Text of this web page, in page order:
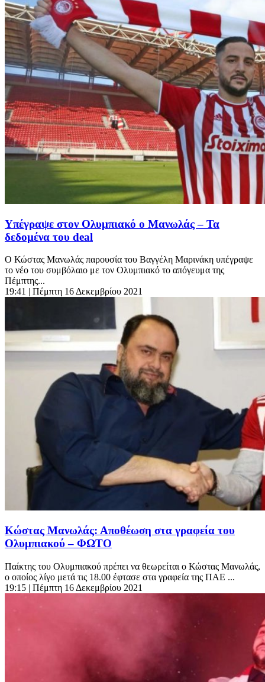
Υπέγραψε στον Ολυμπιακό ο Μανωλάς – Τα
δεδομένα του deal
Ο Κώστας Μανωλάς παρουσία του Βαγγέλη Μαρινάκη υπέγραψε
το νέο του συμβόλαιο με τον Ολυμπιακό το απόγευμα της
Πέμπτης...
19:41 | Πέμπτη 16 Δεκεμβρίου 2021
Κώστας Μανωλάς: Αποθέωση στα γραφεία του
Ολυμπιακού – ΦΩΤΟ
Παίκτης του Ολυμπιακού πρέπει να θεωρείται ο Κώστας Μανωλάς,
ο οποίος λίγο μετά τις 18.00 έφτασε στα γραφεία της ΠΑΕ ...
19:15 | Πέμπτη 16 Δεκεμβρίου 2021